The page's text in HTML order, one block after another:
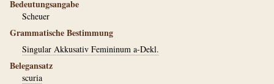
Bedeutungsangabe
Scheuer
Grammatische Bestimmung
Singular Akkusativ Femininum a-Dekl.
Belegansatz
scuria